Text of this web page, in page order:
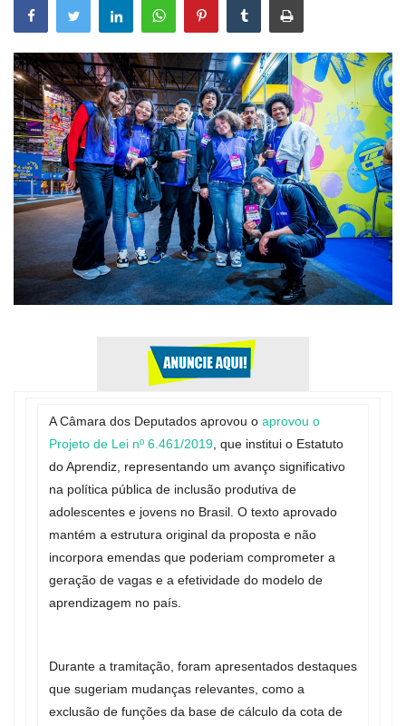
Economia
Esportes
Expediente - Equipe de Jornalismo
Galeria
Geral
A Câmara dos Deputados aprovou o aprovou o
Projeto de Lei nº 6.461/2019, que institui o Estatuto
do Aprendiz, representando um avanço significativo
na política pública de inclusão produtiva de
adolescentes e jovens no Brasil. O texto aprovado
mantém a estrutura original da proposta e não
incorpora emendas que poderiam comprometer a
geração de vagas e a efetividade do modelo de
aprendizagem no país.
Durante a tramitação, foram apresentados destaques
que sugeriam mudanças relevantes, como a
exclusão de funções da base de cálculo da cota de